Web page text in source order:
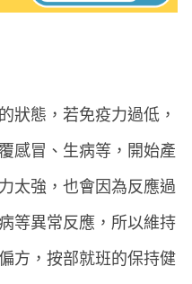
狀態，若免疫力過低，
感冒、生病等，開始產
太強，也會因為反應過
等異常反應，所以維持
方，按部就班的保持健